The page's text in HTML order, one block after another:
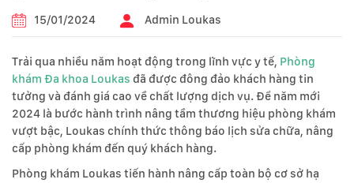
15/01/2024 Admin Loukas
Trải qua nhiều năm hoạt động trong lĩnh vực y tế, Phòng
khám Đa khoa Loukas đã được đông đảo khách hàng tin
tưởng và đánh giá cao về chất lượng dịch vụ. Để năm mới
2024 là bước hành trình nâng tầm thương hiệu phòng khám
vượt bậc, Loukas chính thức thông báo lịch sửa chữa, nâng
cấp phòng khám đến quý khách hàng.
Phòng khám Loukas tiến hành nâng cấp toàn bộ cơ sở hạ